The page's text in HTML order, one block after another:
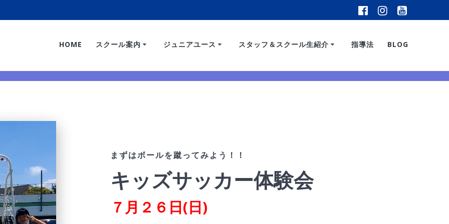
HOME スクール案内 ジュニアユース スタッフ＆スクール生紹介 指導法 BLOG
まずはボールを蹴ってみよう！！
キッズサッカー体験会
７月２６日(日)